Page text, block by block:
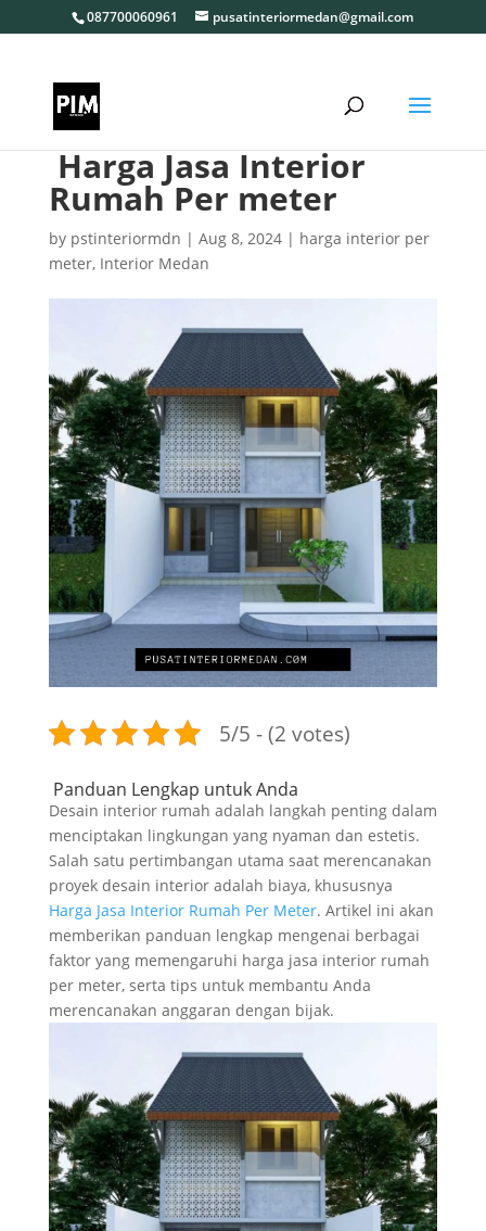
087700060961 pusatinteriormedan@gmail.com
Harga Jasa Interior
Rumah Per meter
by pstinteriormdn | Aug 8, 2024| harga interior per
meter, Interior Medan
5/5 - (2 votes)
Panduan Lengkap untuk Anda
Desain interior rumah adalah langkah penting dalam
menciptakan lingkungan yang nyaman dan estetis.
Salah satu pertimbangan utama saat merencanakan
proyek desain interior adalah biaya, khususnya
Harga Jasa Interior Rumah Per Meter. Artikel ini akan
memberikan panduan lengkap mengenai berbagai
faktor yang memengaruhi harga jasa interior rumah
per meter, serta tips untuk membantu Anda
merencanakan anggaran dengan bijak.